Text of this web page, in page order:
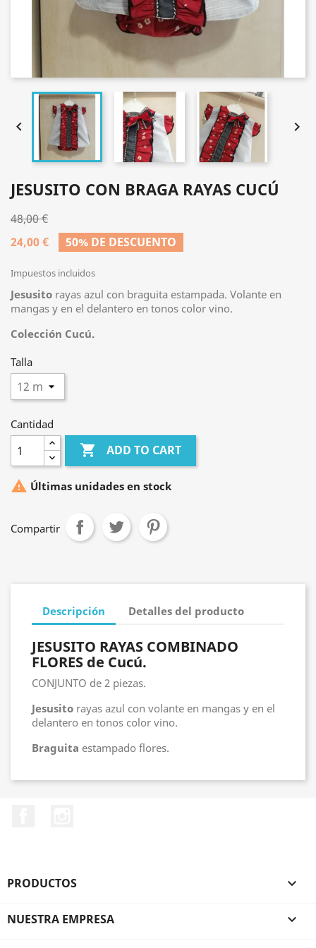
 
JESUSITO CON BRAGA RAYAS CUCÚ
48,00 €
24,00 €
50% DE DESCUENTO
Impuestos incluidos
Jesusito rayas azul con braguita estampada. Volante en
mangas y en el delantero en tonos color vino.
Colección Cucú.
Talla
Cantidad
 ADD TO CART
 Últimas unidades en stock
Compartir
Descripción Detalles del producto
JESUSITO RAYAS COMBINADO
FLORES de Cucú.
CONJUNTO de 2 piezas.
Jesusito rayas azul con volante en mangas y en el
delantero en tonos color vino.
Braguita estampado flores.
PRODUCTOS 
NUESTRA EMPRESA 